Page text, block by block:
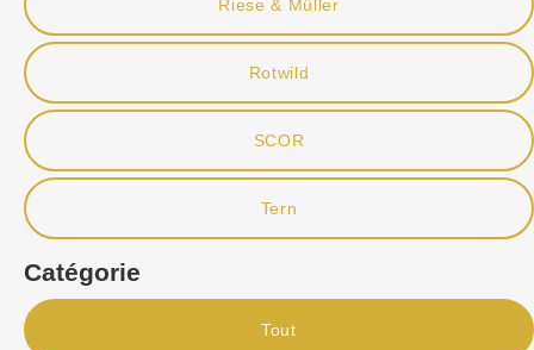
Riese & Müller
Rotwild
SCOR
Tern
Catégorie
Tout